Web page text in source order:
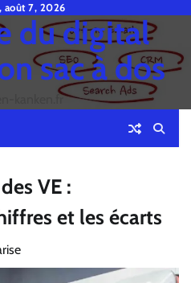
août 7, 2026
du digital
sac à dos
kanken.fr
VE :
et les écarts